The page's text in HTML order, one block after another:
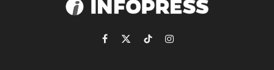
Facebook
X
TikTokInstagram